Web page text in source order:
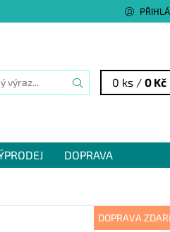
0 ks /0 Kč
DOPRAVA
DOPRAVA